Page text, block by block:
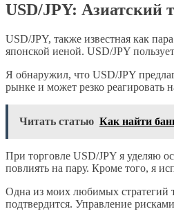
USD/JPY: Азиатский
USD/JPY, также известная как
японской иеной. USD/JPY
Я обнаружил, что USD/JPY
рынке и может резко реагировать
Читать статью Как найти
При торговле USD/JPY я уделяю
повлиять на пару. Кроме того, я
Одна из моих любимых стратегий
подтвердится. Управление